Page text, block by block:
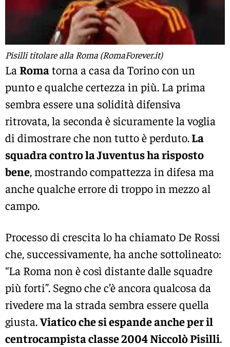
Pisilli titolare alla Roma (RomaForever.it)
La Romatorna a casa da Torino con un
punto e qualche certezza in più. La prima
sembra essere una solidità difensiva
ritrovata, la seconda è sicuramente la voglia
di dimostrare che non tutto è perduto.La
squadra contro la Juventus ha risposto
bene, mostrando compattezza in difesa ma
anche qualche errore di troppo in mezzo al
campo.
Processo di crescita lo ha chiamato De Rossi
che, successivamente, ha anche sottolineato:
“La Roma non è così distante dalle squadre
più forti”. Segno che c’è ancora qualcosa da
rivedere ma la strada sembra essere quella
giusta.Viatico che si espande anche per il
centrocampista classe 2004 Niccolò Pisilli.